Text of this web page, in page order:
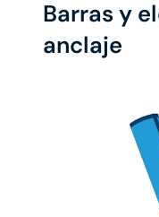
Barras y
anclaje